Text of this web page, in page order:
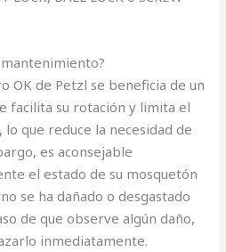
OK de Petzl se beneficia de un
facilita su rotación y limita el
que reduce la necesidad de
es aconsejable
el estado de su mosquetón
se ha dañado o desgastado
de que observe algún daño,
inmediatamente.